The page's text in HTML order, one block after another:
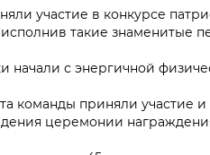
участие в конкурсе
такие знаменитые
начали с энергичной
команды приняли участие
церемонии